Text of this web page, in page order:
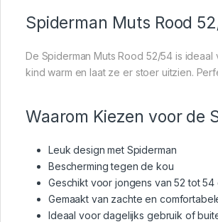
Spiderman Muts Rood
De Spiderman Muts Rood 52/54 is
kind warm en laat ze er stoer uitzien.
Waarom Kiezen voor de
Leuk design met Spiderman
Bescherming tegen de kou
Geschikt voor jongens van 52 tot
Gemaakt van zachte en
Ideaal voor dagelijks gebruik of